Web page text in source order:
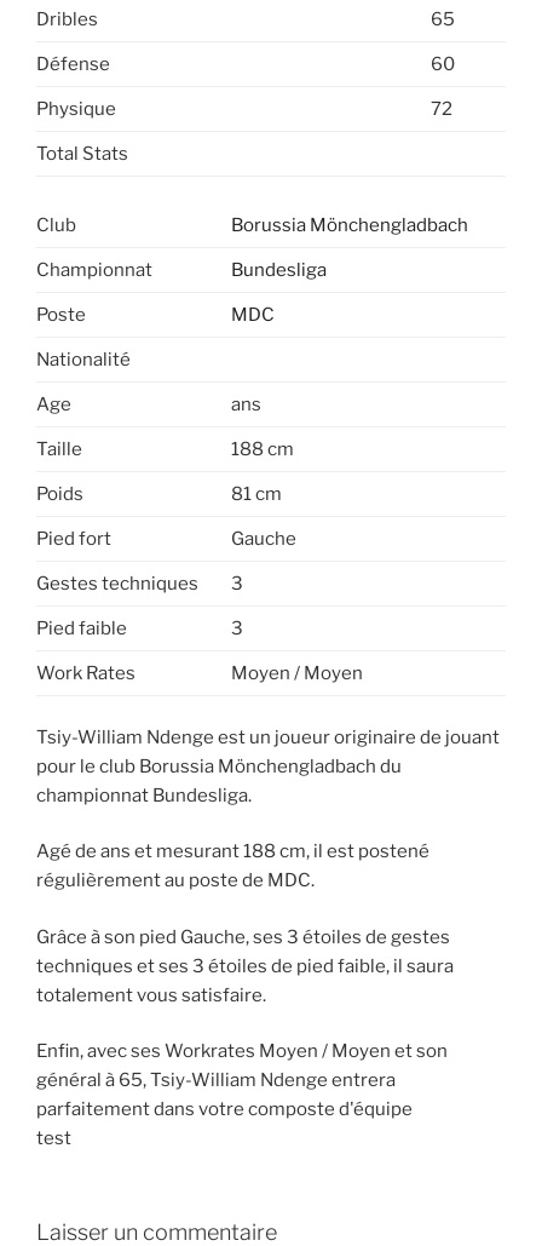
Dribles 65
Défense 60
Physique 72
Total Stats
Club Borussia Mönchengladbach
Championnat Bundesliga
Poste MDC
Nationalité
Age ans
Taille 188 cm
Poids 81 cm
Pied fort Gauche
Gestes techniques 3
Pied faible 3
Work Rates Moyen / Moyen
Tsiy-William Ndenge est un joueur originaire de jouant
pour le club Borussia Mönchengladbach du
championnat Bundesliga.
Agé de ans et mesurant 188 cm, il est postené
régulièrement au poste de MDC.
Grâce à son pied Gauche, ses 3 étoiles de gestes
techniques et ses 3 étoiles de pied faible, il saura
totalement vous satisfaire.
Enfin, avec ses Workrates Moyen / Moyen et son
général à 65, Tsiy-William Ndenge entrera
parfaitement dans votre composte d'équipe
test
Laisser un commentaire